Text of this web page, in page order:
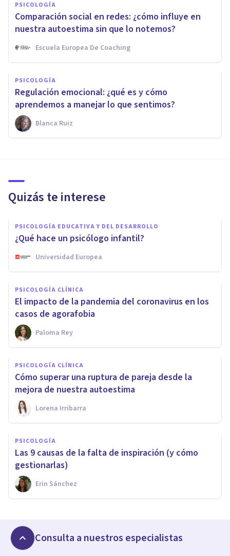
PSICOLOGÍA
Comparación social en redes: ¿cómo influye en
nuestra autoestima sin que lo notemos?
Escuela Europea De Coaching
PSICOLOGÍA
Regulación emocional: ¿qué es y cómo
aprendemos a manejar lo que sentimos?
Blanca Ruiz
Quizás te interese
PSICOLOGÍA EDUCATIVA Y DEL DESARROLLO
¿Qué hace un psicólogo infantil?
Universidad Europea
PSICOLOGÍA CLÍNICA
El impacto de la pandemia del coronavirus en los
casos de agorafobia
Paloma Rey
PSICOLOGÍA CLÍNICA
Cómo superar una ruptura de pareja desde la
mejora de nuestra autoestima
Lorena Irribarra
PSICOLOGÍA
Las 9 causas de la falta de inspiración (y cómo
gestionarlas)
Erin Sánchez
Consulta a nuestros especialistas